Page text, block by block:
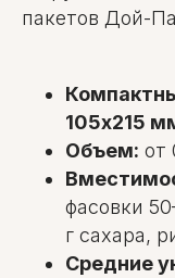
пакетов Дой-
105х215
Объем: от
фасовки
г сахара,
Средние